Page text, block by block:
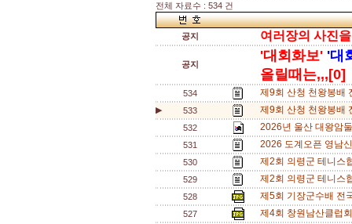
전체 자료수 : 534 건
공지 여러장의 사진
공지
'대회화보' '대
올릴때는,,,[0]
534 제9회 산청 천왕봉배
▶ 533 제9회 산청 천왕봉배
532 2026년 울산 대왕암
531 2026 도계오픈 영남
530 제2회 의령군 테니스
529 제2회 의령군 테니스
528 제5회 기장군수배 전
527 제4회 창원남산클럽